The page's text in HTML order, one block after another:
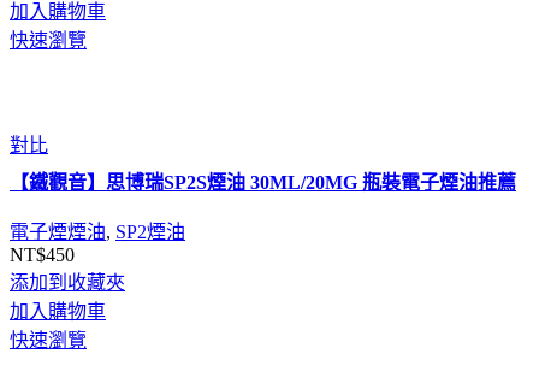
加入購物車
快速瀏覽
對比
【鐵觀音】思博瑞SP2S煙油 30ML/20MG 瓶裝電子煙油推薦
電子煙煙油, SP2煙油
NT$450
添加到收藏夾
加入購物車
快速瀏覽